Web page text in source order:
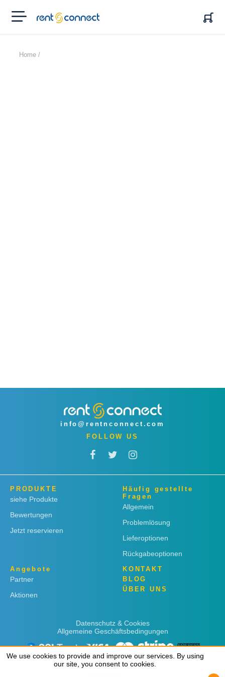
RENT'N
CONNECT
Home /
info@rentnconnect.com
FOLLOW US
PRODUKTE
siehe Produkte
Bewertungen
Jetzt reservieren
Häufig gestellte
Fragen
Allgemein
Problemlösung
Lieferoptionen
Rückgabeoptionen
Angebote
Partner
Aktionen
KONTAKT
BLOG
ÜBER UNS
Datenschutz & Cookies
Allgemeine Geschäftsbedingungen
We use cookies to provide and improve our services. By using
our site, you consent to cookies.
We use cookies to provide and improve our services. By using
our site, you consent to cookies.